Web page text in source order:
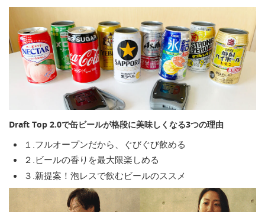
Draft Top 2.0で缶ビールが格段に美味しくなる3つの理由
１.フルオープンだから、ぐびぐび飲める
２.ビールの香りを最大限楽しめる
３.新提案！泡レスで飲むビールのススメ